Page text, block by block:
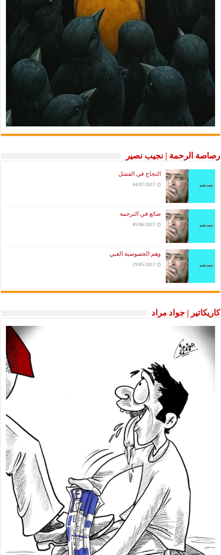
رصاصة الرحمة | نجيب نصير
النجاح في الفشل
04/07/2017
ضائع في الترجمة
05/06/2017
وهم الخصوصية الغبي
29/05/2017
كاريكاتير | جواد مراد